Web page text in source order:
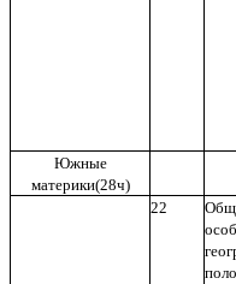
Южные
материки(28ч)
22